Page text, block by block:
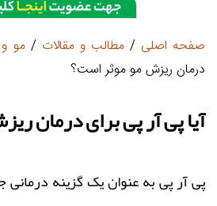
صفحه اصلی /مطالب و مقالات /مو و
درمان ریزش مو موثر است؟
آیا پی آر پی برای درمان
پی آر پی به عنوان یک گزینه